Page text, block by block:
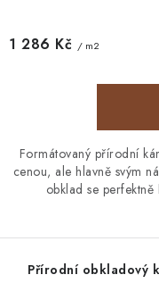
1 286 Kč / m2
Formátovaný přírodní
cenou, ale hlavně svým
obklad se
Přírodní obkladový